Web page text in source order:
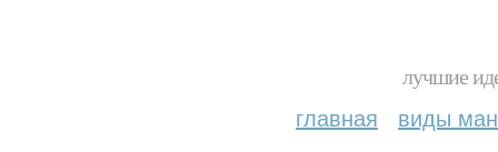
лучшие
главная виды